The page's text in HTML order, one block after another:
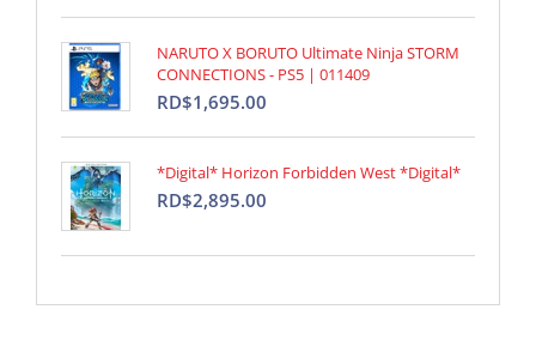
NARUTO X BORUTO Ultimate Ninja STORM
CONNECTIONS - PS5 | 011409
RD$1,695.00
*Digital* Horizon Forbidden West *Digital*
RD$2,895.00